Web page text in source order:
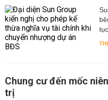
Chung cư đến mốc
trị